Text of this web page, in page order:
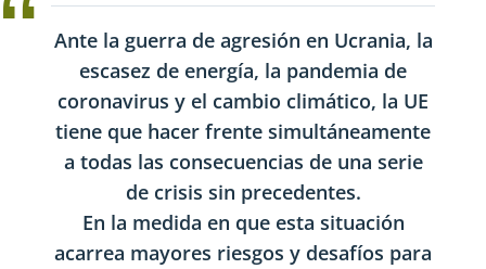
Ante la guerra de agresión en Ucrania, la
escasez de energía, la pandemia de
coronavirus y el cambio climático, la UE
tiene que hacer frente simultáneamente
a todas las consecuencias de una serie
de crisis sin precedentes.
En la medida en que esta situación
acarrea mayores riesgos y desafíos para